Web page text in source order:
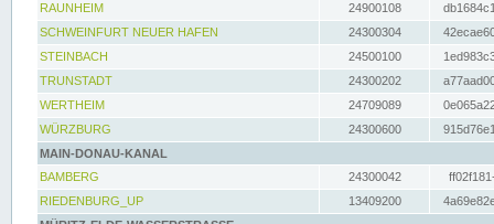
RAUNHEIM
24900108
SCHWEINFURT NEUER HAFEN
24300304
STEINBACH
24500100
TRUNSTADT
24300202
WERTHEIM
24709089
WÜRZBURG
24300600
MAIN-DONAU-KANAL
BAMBERG
24300042
RIEDENBURG_UP
13409200